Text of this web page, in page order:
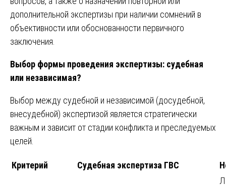
дополнительной экспертизы при наличии сомнений в
объективности или обоснованности первичного
заключения.
Выбор формы проведения экспертизы: судебная
или независимая?
Выбор между судебной и независимой (досудебной,
внесудебной) экспертизой является стратегически
важным и зависит от стадии конфликта и преследуемых
целей.
Критерий Судебная экспертиза ГВС